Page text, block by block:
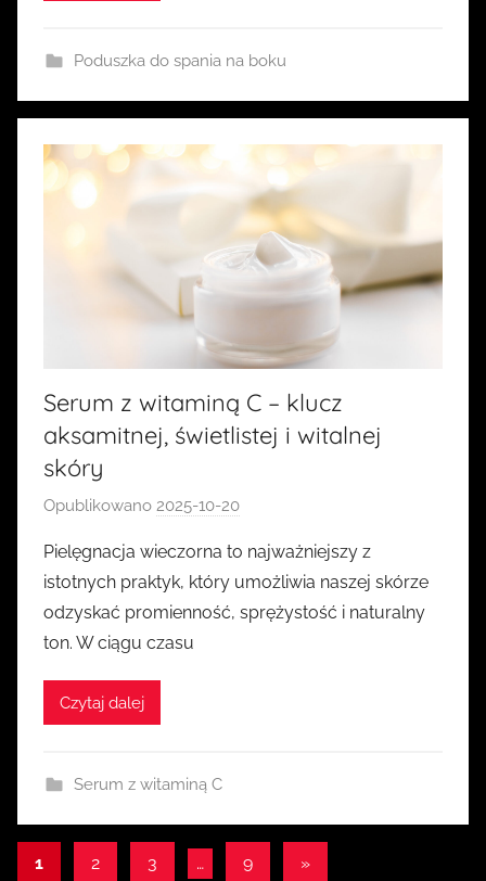
Poduszka do spania na boku
Serum z witaminą C – klucz
aksamitnej, świetlistej i witalnej
skóry
Opublikowano 2025-10-20
z
e
z
Pielęgnacja wieczorna to najważniejszy z
istotnych praktyk, który umożliwia naszej skórze
odzyskać promienność, sprężystość i naturalny
ton. W ciągu czasu
Czytaj dalej
Serum z witaminą C
Stronicowanie
1 2 3 … 9
Następne
»